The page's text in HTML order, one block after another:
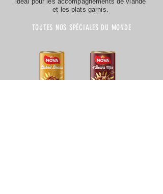
et les plats garnis.
TOUTES NOS SPÉCIALES DU MONDE